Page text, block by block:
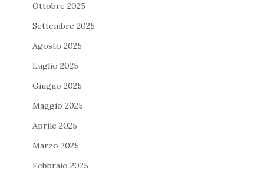
Ottobre 2025
Settembre 2025
Agosto 2025
Luglio 2025
Giugno 2025
Maggio 2025
Aprile 2025
Marzo 2025
Febbraio 2025